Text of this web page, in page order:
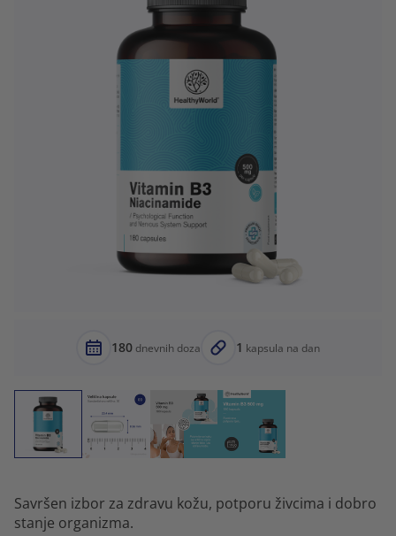
180 dnevnih doza 1 kapsula na dan
Savršen izbor za zdravu kožu, potporu živcima i dobro
stanje organizma.